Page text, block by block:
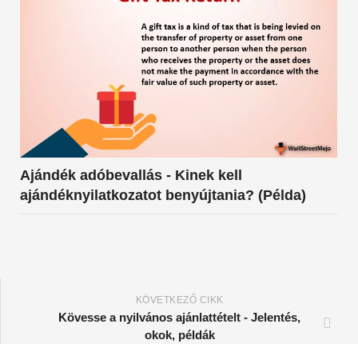
Ajándék adóbevallás - Kinek kell
ajándéknyilatkozatot benyújtania? (Példa)
KÖVETKEZŐ CIKK
Kövesse a nyilvános ajánlattételt - Jelentés,
okok, példák